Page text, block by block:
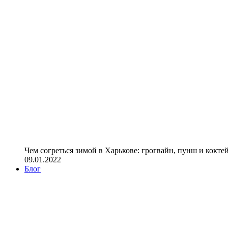
Чем согреться зимой в Харькове: грогвайн, пунш и
09.01.2022
Блог